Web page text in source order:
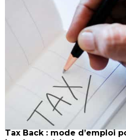
Tax Back : mode d’emploi